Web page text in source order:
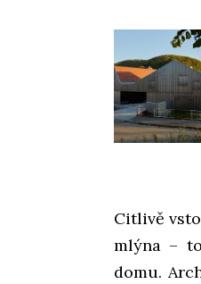
Citlivě
mlýna –
domu.